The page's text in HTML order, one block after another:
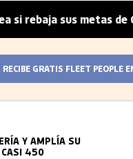
metas de CO₂ | La
RECIBE GRATIS FLEET PEOPLE
Y AMPLÍA SU
CASI 450